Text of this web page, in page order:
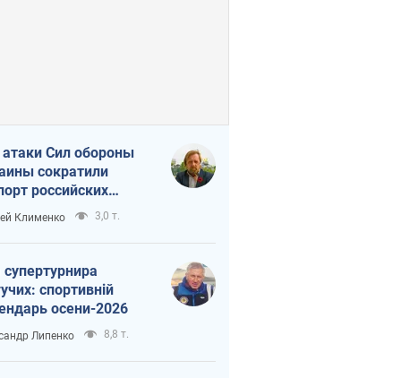
атаки Сил обороны
сократили
российских
Клименко 3,0 т.
спортивній
осени-2026
Липенко 8,8 т.